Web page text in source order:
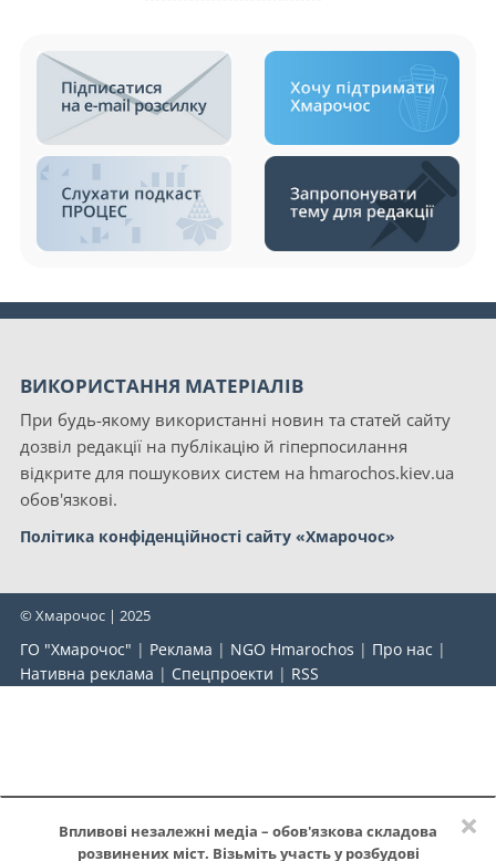
×
Впливові незалежні медіа – обов'язкова складова
розвинених міст. Візьміть участь у розбудові
ВИКОРИСТАННЯ МАТЕРІАЛІВ
При будь-якому використанні новин та статей сайту
дозвіл редакції на публікацію й гіперпосилання
відкрите для пошукових систем на hmarochos.kiev.ua
обов'язкові.
Політика конфіденційності сайту «Хмарочос»
© Хмарочос | 2025
ГО "Хмарочос" | Реклама | NGO Hmarochos | Про нас |
Нативна реклама | Спецпроекти | RSS